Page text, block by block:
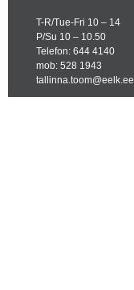
T-R/Tue-Fri 10 – 14
P/Su 10 – 10.50
Telefon: 644 4140
mob: 528 1943
tallinna.toom@eelk.ee